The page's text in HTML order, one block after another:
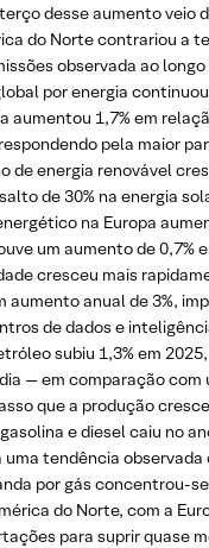
desse aumento veio
do Norte contrariou a
observada ao
por energia
aumentou 1,7% em
pela maior
de energia renovável
de 30% na energia
na Europa
um aumento de 0,7%
cresceu mais
aumento anual de 3%,
de dados e
subiu 1,3% em
— em comparação com
que a produção
e diesel caiu no
tendência observada
por gás concentrou-
do Norte, com a
para suprir quase